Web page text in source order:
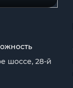
шоссе, 28-й